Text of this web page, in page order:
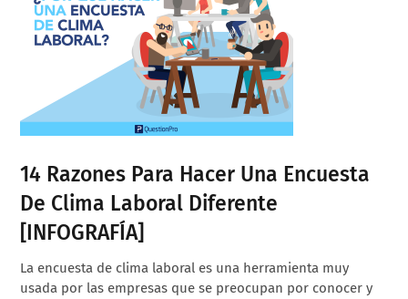
14 Razones Para Hacer Una Encuesta
De Clima Laboral Diferente
[INFOGRAFÍA]
La encuesta de clima laboral es una herramienta muy
usada por las empresas que se preocupan por conocer y